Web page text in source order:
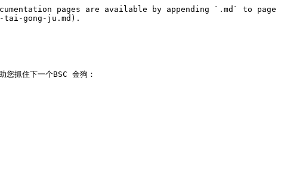
pages are available by appending `.md` to page
tai-gong-ju.md).
抓住下一个BSC 金狗：